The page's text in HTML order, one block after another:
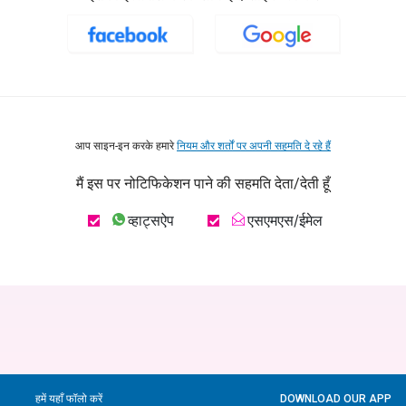
आप साइन-इन करके हमारेनियम और शर्तों पर अपनी सहमति दे रहे हैं
मैं इस पर नोटिफिकेशन पाने की सहमति देता/देती हूँ
व्हाट्सऐप एसएमएस/ईमेल
हमें यहाँ फॉलो करें DOWNLOAD OUR APP